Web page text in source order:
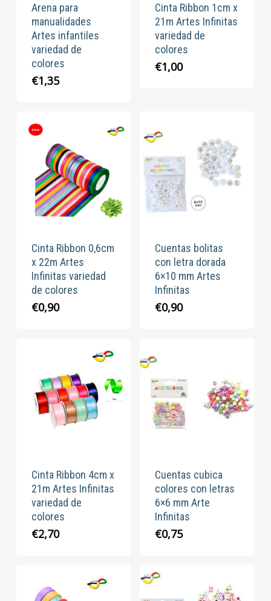
Arena para
manualidades
Artes infantiles
variedad de
colores
€1,35
Cinta Ribbon 1cm x
21m Artes Infinitas
variedad de
colores
€1,00
Cinta Ribbon 0,6cm
x 22m Artes
Infinitas variedad
de colores
€0,90
Cuentas bolitas
con letra dorada
6×10 mm Artes
Infinitas
€0,90
Cinta Ribbon 4cm x
21m Artes Infinitas
variedad de
colores
€2,70
Cuentas cubica
colores con letras
6×6 mm Arte
Infinitas
€0,75